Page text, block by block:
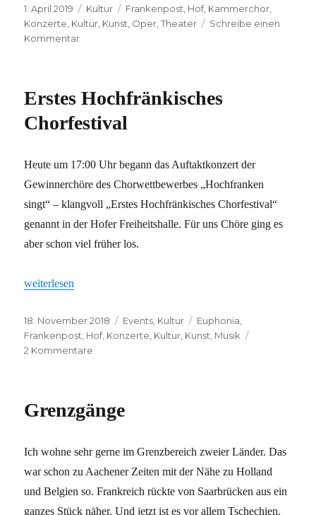
Veröffentlicht
am
1. April 2019 Kategorien
Kultur Schlagwörter
Frankenpost Hof, Kammerchor
Konzerte Kultur Kunst Oper ,Theater
Schreibe einen
Kommentarzu
–
auch
mehr
Erstes Hochfränkisches
Chorfestival
Heute um 17:00 Uhr begann das Auftaktkonzert der
Gewinnerchöre des Chorwettbewerbes „Hochfranken
singt“ – klangvoll „Erstes Hochfränkisches Chorfestival“
genannt in der Hofer Freiheitshalle. Für uns Chöre ging es
aber schon viel früher los.
„Erstes Hochfränkisches Chorfestival“
weiterlesen
Veröffentlicht
am
18. November 2018 Kategorien
Events Kultur Schlagwörter
Euphonia
Frankenpost Hof, Konzerte Kultur Kunst Musik
2 Kommentare
Grenzgänge
Ich wohne sehr gerne im Grenzbereich zweier Länder. Das
war schon zu Aachener Zeiten mit der Nähe zu Holland
und Belgien so. Frankreich rückte von Saarbrücken aus ein
ganzes Stück näher. Und jetzt ist es vor allem Tschechien.